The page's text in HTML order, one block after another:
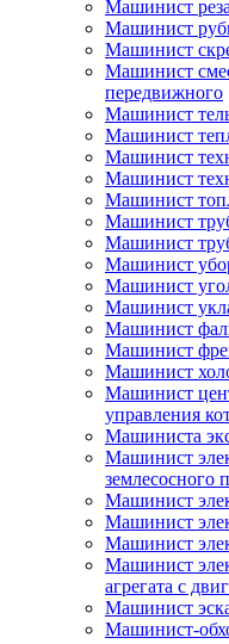
Машинист
Машинист
Машинист
Машинист
передвижного
Машинист
Машинист
Машинист
Машинист
Машинист
Машинист
Машинист
Машинист
Машинист
Машинист
Машинист
Машинист
Машинист
Машинист
управления
Машиниста
Машинист
землесосного
Машинист
Машинист
Машинист
Машинист
агрегата с
Машинист
Машинист-